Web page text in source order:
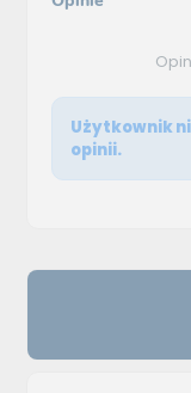
Użytkownik
opinii.